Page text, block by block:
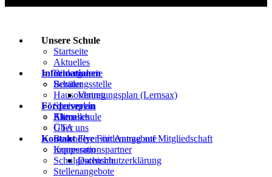
Unsere Schule
Startseite
Aktuelles
Bildergalerie
Beratungsstelle
Hausordnung
Speiseplan
Klimaschule
GTA
Besondere Förderangebote
Kooperationspartner
Schulgeschichte
Stellenangebote
Informationen
Schüler
Vertretungsplan (Lernsax)
Eltern
Förderverein
Aktuelles
Über uns
Flyer mit Antrag auf Mitgliedschaft
Kontakt
Impressum
Datenschutzerklärung